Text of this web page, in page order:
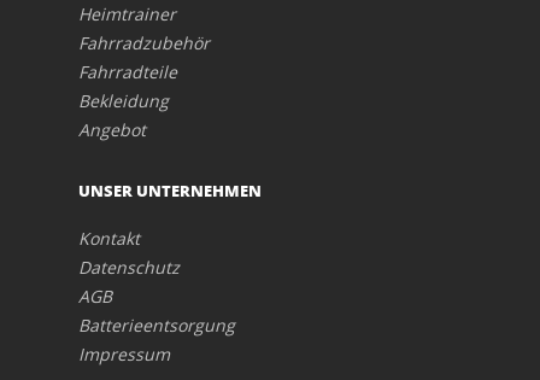
Heimtrainer
Fahrradzubehör
Fahrradteile
Bekleidung
Angebot
UNSER UNTERNEHMEN
Kontakt
Datenschutz
AGB
Batterieentsorgung
Impressum